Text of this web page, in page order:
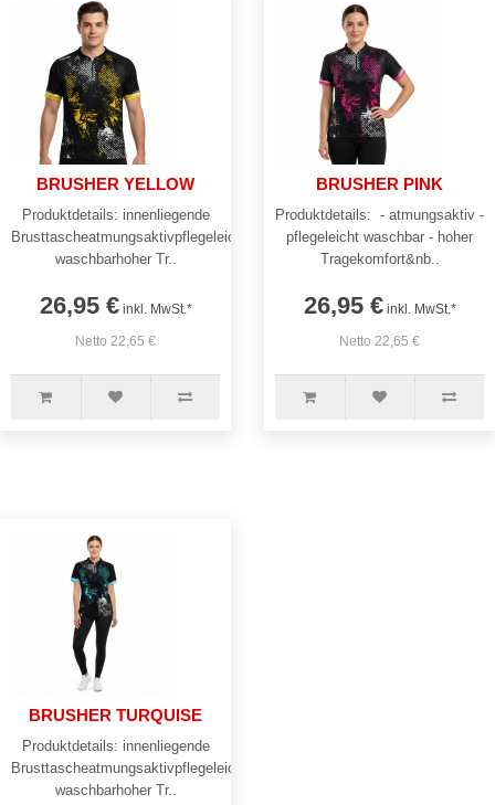
BRUSHER YELLOW
Produktdetails: innenliegende
Brusttascheatmungsaktivpflegeleicht
waschbarhoher Tr..
26,95 €inkl. MwSt.*
Netto 22,65 €
BRUSHER PINK
Produktdetails: - atmungsaktiv -
pflegeleicht waschbar - hoher
Tragekomfort&nb..
26,95 €inkl. MwSt.*
Netto 22,65 €
BRUSHER TURQUISE
Produktdetails: innenliegende
Brusttascheatmungsaktivpflegeleicht
waschbarhoher Tr..